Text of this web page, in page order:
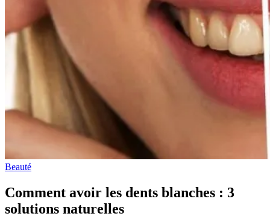
Beauté
Comment avoir les dents blanches : 3
solutions naturelles